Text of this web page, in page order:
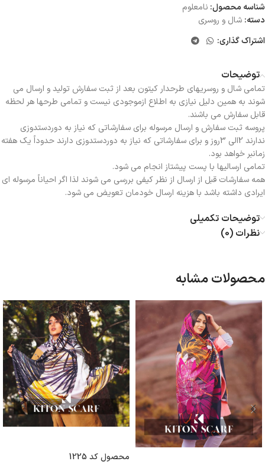
شناسه محصول: نامعلوم
دسته: شال و روسری
اشتراک گذاری:
توضیحات
تمامی شال و روسریهای طرحدار کیتون بعد از ثبت سفارش تولید و ارسال می
شوند به همین دلیل نیازی به اطلاع ازموجودی نیست و تمامی طرحها هر لحظه
قابل سفارش می باشند.
پروسه ثبت سفارش و ارسال مرسوله برای سفارشاتی که نیاز به دوردستدوزی
ندارند 2الی 3روز و برای سفارشاتی که نیاز به دوردستدوزی دارند حدوداً یک هفته
زمانبر خواهد بود.
تمامی ارسالیها با پست پیشتاز انجام می شود.
همه سفارشات قبل از ارسال از نظر کیفی بررسی می شوند لذا اگر احیاناً مرسوله ای
ایرادی داشته باشد با هزینه ارسال خودمان تعویض می شود.
توضیحات تکمیلی
نظرات (0)
محصولات مشابه
محصول کد 1225